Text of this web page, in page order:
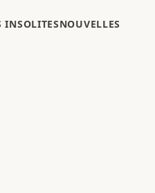
INSOLITESNOUVELLES